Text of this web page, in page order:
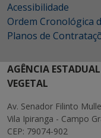
Acessibilidade
Ordem Cronológica
Planos de
AGÊNCIA
VEGETAL
Av. Senador Filinto
Vila Ipiranga - Campo
CEP: 79074-902